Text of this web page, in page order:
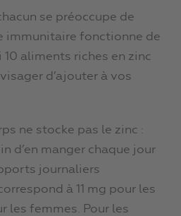
se préoccupe de
immunitaire fonctionne de
aliments riches en zinc
d’ajouter à vos
ne stocke pas le zinc :
d’en manger chaque jour
journaliers
à 11 mg pour les
les femmes. Pour les